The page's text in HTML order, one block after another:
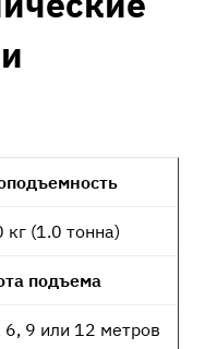
кг (1.0 тонна)
подъема
6, 9 или 12 метров